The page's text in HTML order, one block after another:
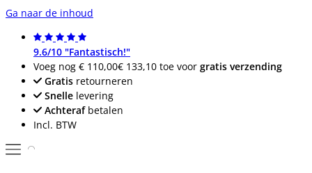
Ga naar de inhoud
9.6/10 "Fantastisch!"
Voeg nog € 110,00€ 133,10 toe voor gratis verzending
Gratis retourneren
Snelle levering
Achterafbetalen
Incl. BTW